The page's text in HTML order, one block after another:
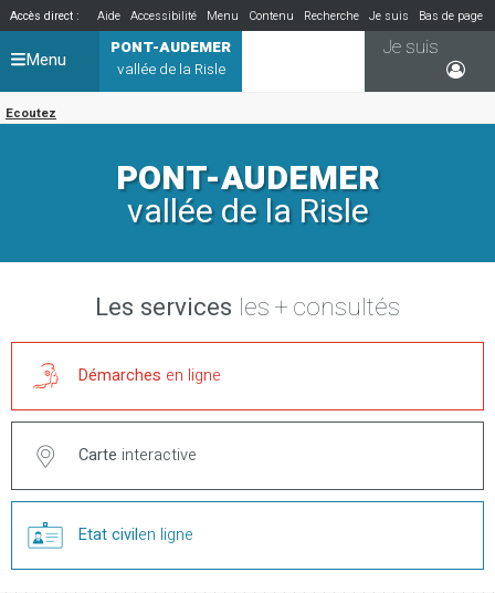
Accès direct : Aide Accessibilité Menu Contenu Recherche Je suis Bas de page
PONT-AUDEMER
vallée de la Risle
Ecoutez
Je suis
Menu
PONT-AUDEMER
vallée de la Risle
Les services les + consultés
Démarches en ligne
Carte interactive
Etat civilen ligne